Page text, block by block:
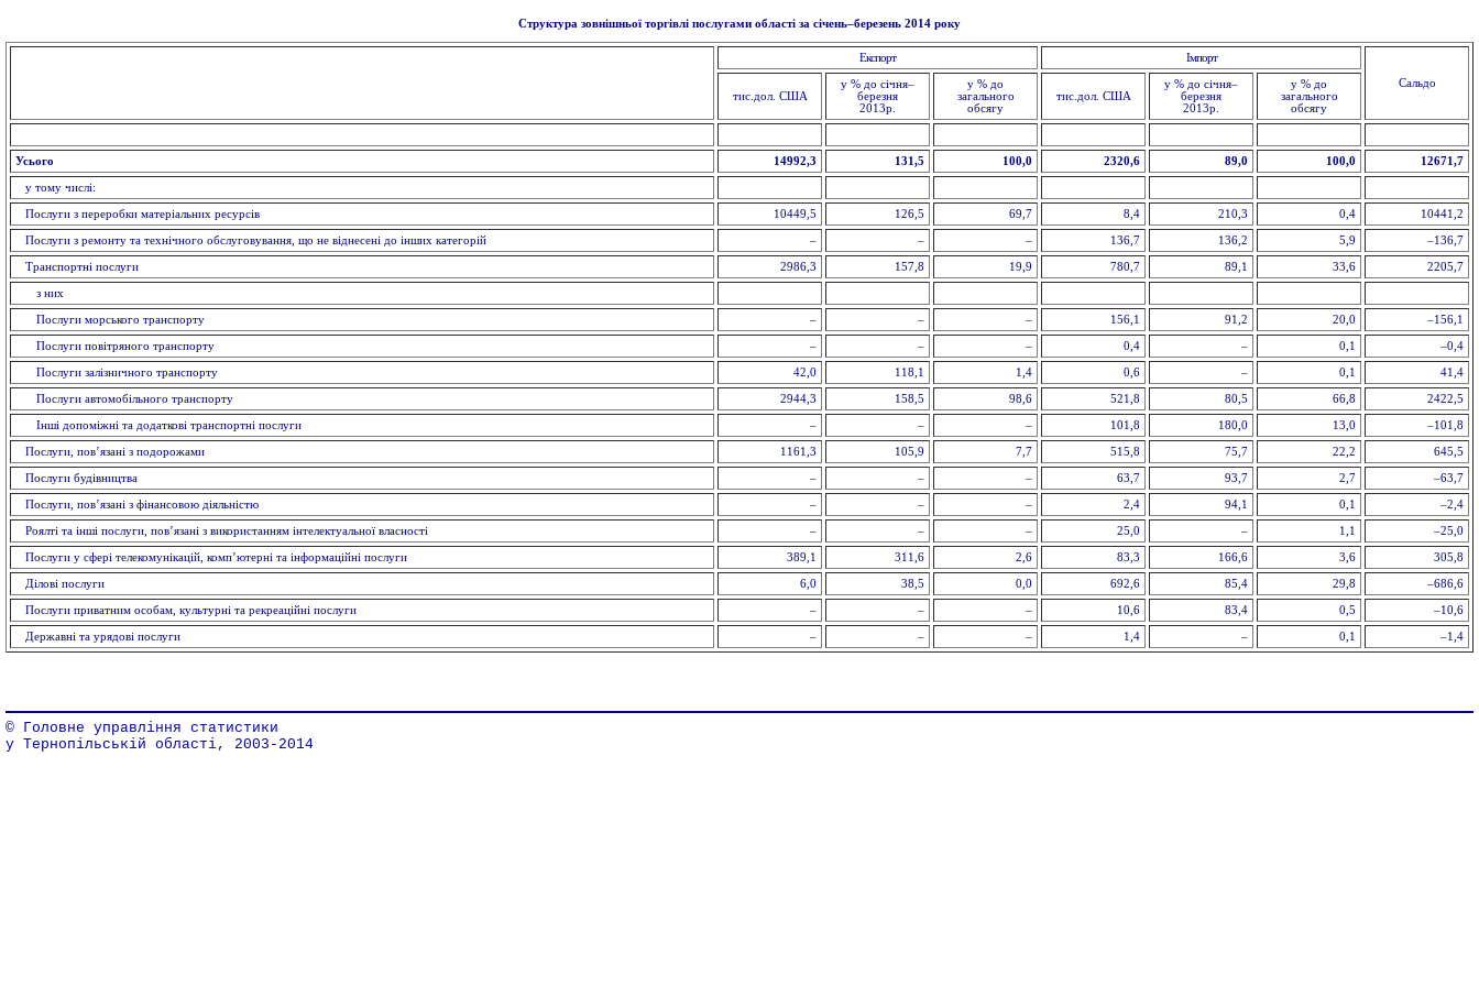
Структура зовнішньої торгівлі послугами області за січень–березень 2014 року
Експорт Імпорт
Сальдо
тис.дол. США
у % до січня–
березня
2013р.
у % до
загального
обсягу
тис.дол. США
у % до січня–
березня
2013р.
у % до
загального
обсягу
Усього 14992,3 131,5 100,0 2320,6 89,0 100,0 12671,7
у тому числі:
Послуги з переробки матеріальних ресурсів 10449,5 126,5 69,7 8,4 210,3 0,4 10441,2
Послуги з ремонту та технічного обслуговування, що не віднесені до інших категорій – – – 136,7 136,2 5,9 –136,7
Транспортні послуги 2986,3 157,8 19,9 780,7 89,1 33,6 2205,7
з них
Послуги морського транспорту – – – 156,1 91,2 20,0 –156,1
Послуги повітряного транспорту – – – 0,4 – 0,1 –0,4
Послуги залізничного транспорту 42,0 118,1 1,4 0,6 – 0,1 41,4
Послуги автомобільного транспорту 2944,3 158,5 98,6 521,8 80,5 66,8 2422,5
Інші допоміжні та додаткові транспортні послуги – – – 101,8 180,0 13,0 –101,8
Послуги, пов’язані з подорожами 1161,3 105,9 7,7 515,8 75,7 22,2 645,5
Послуги будівництва – – – 63,7 93,7 2,7 –63,7
Послуги, пов’язані з фінансовою діяльністю – – – 2,4 94,1 0,1 –2,4
Роялті та інші послуги, пов’язані з використанням інтелектуальної власності – – – 25,0 – 1,1 –25,0
Послуги у сфері телекомунікацій, комп’ютерні та інформаційні послуги 389,1 311,6 2,6 83,3 166,6 3,6 305,8
Ділові послуги 6,0 38,5 0,0 692,6 85,4 29,8 –686,6
Послуги приватним особам, культурні та рекреаційні послуги – – – 10,6 83,4 0,5 –10,6
Державні та урядові послуги – – – 1,4 – 0,1 –1,4
© Головне управління статистики
у Тернопільській області, 2003-2014